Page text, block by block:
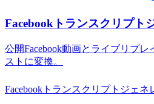
Facebookトランスクリプト
公開Facebook動画とライブリプ
ストに変換。
Facebookトランスクリプトジェネ